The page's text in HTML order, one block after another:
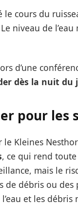
cours du
niveau de
d’une
dès la nuit du
pour les
Kleines
, ce qui rend
mais le
débris ou des
et les débris